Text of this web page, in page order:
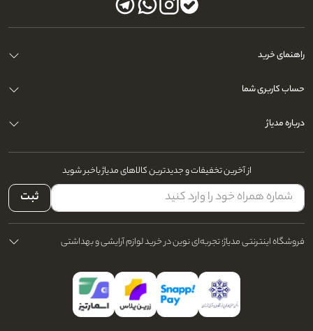
راهنمای خرید
حساب کاربری شما
درباره مدیاژ
از آخرین تخفیفات و جدیدترین کالاهای مدیاژ باخبر شوید
ثبت
فروشگاه اینترنتی مدیاژ؛ تجربه‌ای نوین در خرید لوازم آرایشی و بهداشتی